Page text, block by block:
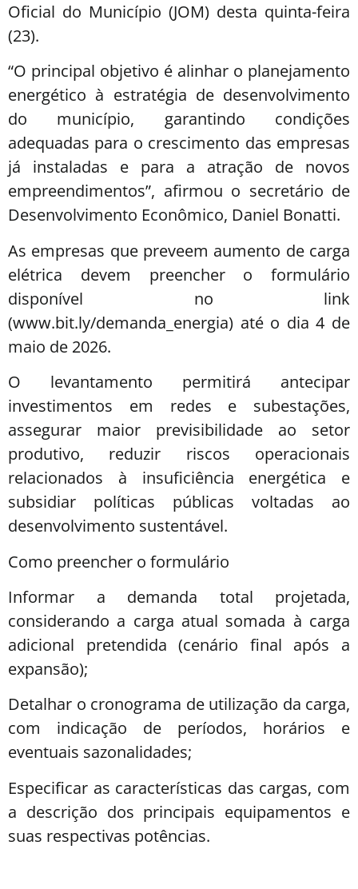
Oficial do Município (JOM) desta quinta-feira
(23).
“O principal objetivo é alinhar o planejamento
energético à estratégia de desenvolvimento
do município, garantindo condições
adequadas para o crescimento das empresas
já instaladas e para a atração de novos
empreendimentos”, afirmou o secretário de
Desenvolvimento Econômico, Daniel Bonatti.
As empresas que preveem aumento de carga
elétrica devem preencher o formulário
disponível no link
(www.bit.ly/demanda_energia) até o dia 4 de
maio de 2026.
O levantamento permitirá antecipar
investimentos em redes e subestações,
assegurar maior previsibilidade ao setor
produtivo, reduzir riscos operacionais
relacionados à insuficiência energética e
subsidiar políticas públicas voltadas ao
desenvolvimento sustentável.
Como preencher o formulário
Informar a demanda total projetada,
considerando a carga atual somada à carga
adicional pretendida (cenário final após a
expansão);
Detalhar o cronograma de utilização da carga,
com indicação de períodos, horários e
eventuais sazonalidades;
Especificar as características das cargas, com
a descrição dos principais equipamentos e
suas respectivas potências.